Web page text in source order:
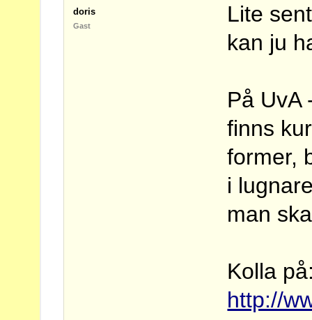
doris
Gast
Lite
kan ju
På UvA
finns
former,
i
man
Kolla
http://